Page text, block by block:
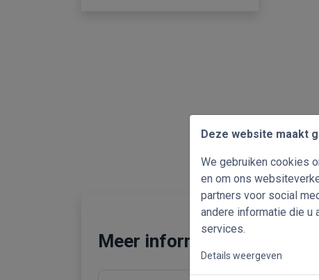
Deze website maakt
We gebruiken cookies
en om ons
partners voor social
andere informatie die u
services.
Details weergeven
Meer informatie over